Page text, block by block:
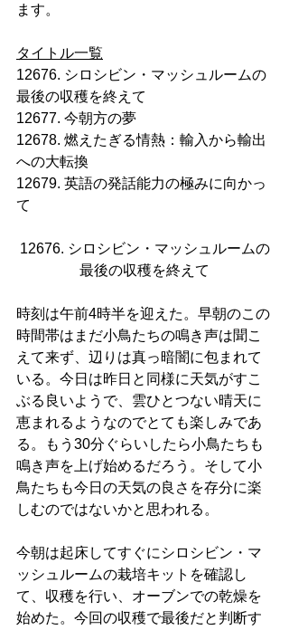
ます。
タイトル一覧
12676. シロシビン・マッシュルームの
最後の収穫を終えて
12677. 今朝方の夢
12678. 燃えたぎる情熱：輸入から輸出
への大転換
12679. 英語の発話能力の極みに向かっ
て
12676. シロシビン・マッシュルームの
最後の収穫を終えて
時刻は午前4時半を迎えた。早朝のこの
時間帯はまだ小鳥たちの鳴き声は聞こ
えて来ず、辺りは真っ暗闇に包まれて
いる。今日は昨日と同様に天気がすこ
ぶる良いようで、雲ひとつない晴天に
恵まれるようなのでとても楽しみであ
る。もう30分ぐらいしたら小鳥たちも
鳴き声を上げ始めるだろう。そして小
鳥たちも今日の天気の良さを存分に楽
しむのではないかと思われる。
今朝は起床してすぐにシロシビン・マ
ッシュルームの栽培キットを確認し
て、収穫を行い、オーブンでの乾燥を
始めた。今回の収穫で最後だと判断す